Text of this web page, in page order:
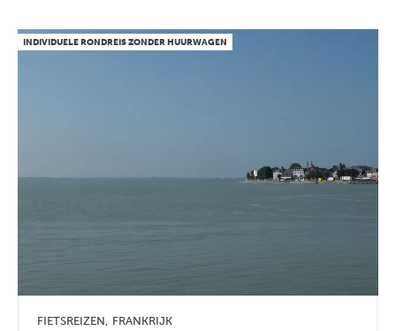
INDIVIDUELE RONDREIS ZONDER HUURWAGEN
FIETSREIZEN FRANKRIJK